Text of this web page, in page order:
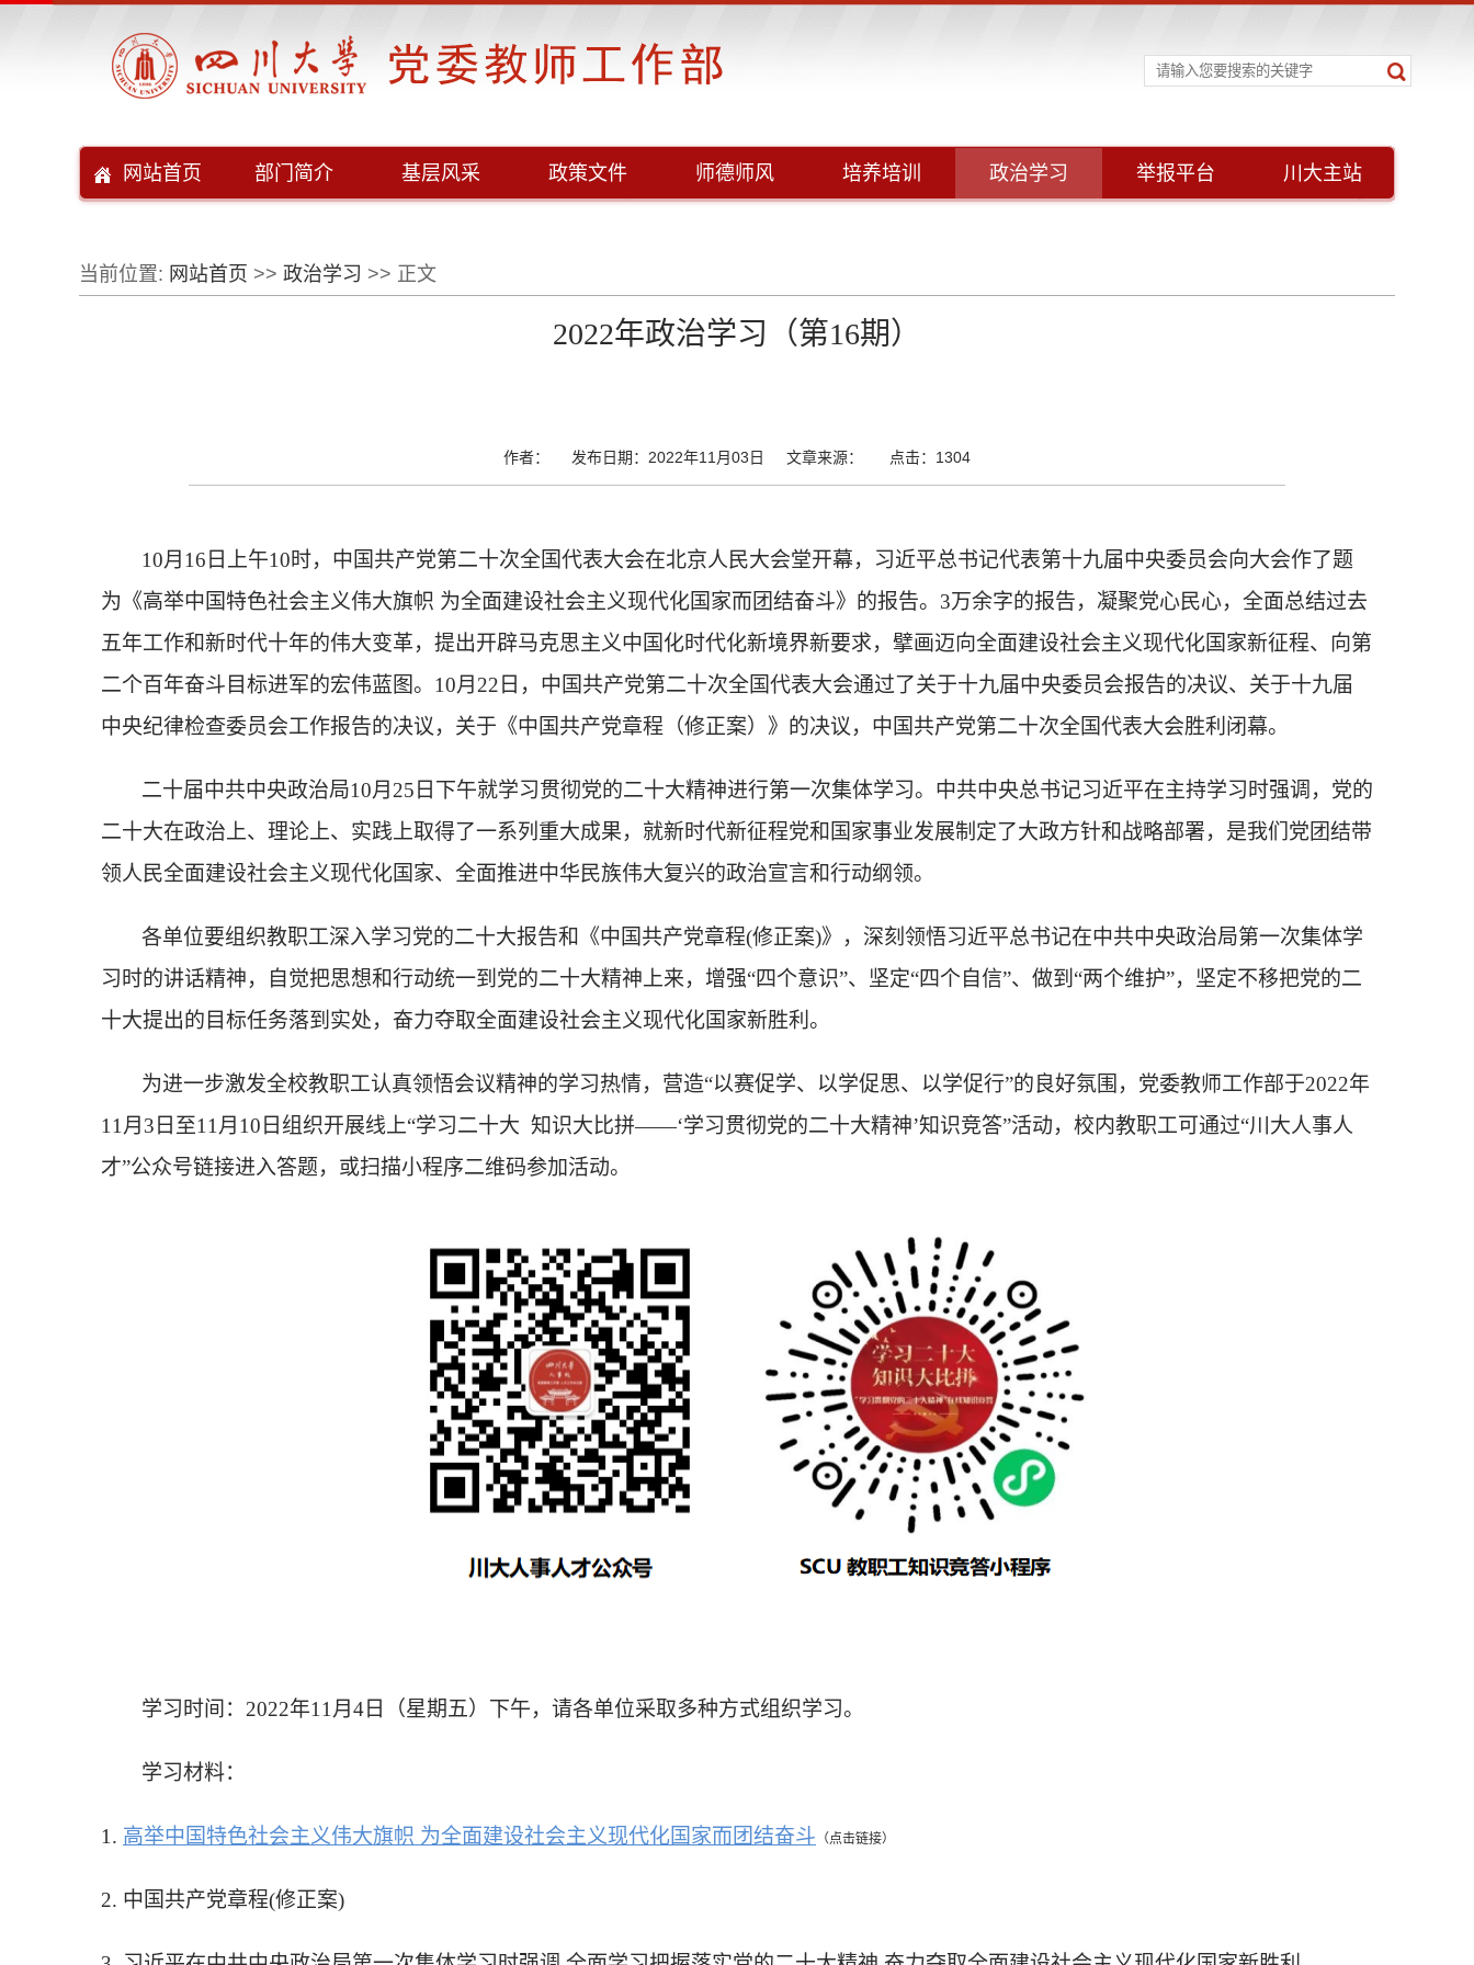
网站首页 部门简介 基层风采 政策文件 师德师风 培养培训 政治学习 举报平台 川大主站
当前位置: 网站首页 >> 政治学习 >> 正文
2022年政治学习（第16期）
作者： 发布日期：2022年11月03日 文章来源： 点击： 1304
10月16日上午10时，中国共产党第二十次全国代表大会在北京人民大会堂开幕，习近平总书记代表第十九届中央委员会向大会作了题
为《高举中国特色社会主义伟大旗帜 为全面建设社会主义现代化国家而团结奋斗》的报告。3万余字的报告，凝聚党心民心，全面总结过去
五年工作和新时代十年的伟大变革，提出开辟马克思主义中国化时代化新境界新要求，擘画迈向全面建设社会主义现代化国家新征程、向第
二个百年奋斗目标进军的宏伟蓝图。10月22日，中国共产党第二十次全国代表大会通过了关于十九届中央委员会报告的决议、关于十九届
中央纪律检查委员会工作报告的决议，关于《中国共产党章程（修正案）》的决议，中国共产党第二十次全国代表大会胜利闭幕。
二十届中共中央政治局10月25日下午就学习贯彻党的二十大精神进行第一次集体学习。中共中央总书记习近平在主持学习时强调，党的
二十大在政治上、理论上、实践上取得了一系列重大成果，就新时代新征程党和国家事业发展制定了大政方针和战略部署，是我们党团结带
领人民全面建设社会主义现代化国家、全面推进中华民族伟大复兴的政治宣言和行动纲领。
各单位要组织教职工深入学习党的二十大报告和《中国共产党章程(修正案)》，深刻领悟习近平总书记在中共中央政治局第一次集体学
习时的讲话精神，自觉把思想和行动统一到党的二十大精神上来，增强“四个意识”、坚定“四个自信”、做到“两个维护”，坚定不移把党的二
十大提出的目标任务落到实处，奋力夺取全面建设社会主义现代化国家新胜利。
为进一步激发全校教职工认真领悟会议精神的学习热情，营造“以赛促学、以学促思、以学促行”的良好氛围， 党委教师工作部于2022年
11月3日至11月10日组织开展线上“学习二十大 知识大比拼——‘学习贯彻党的二十大精神’知识竞答”活动，校内教职工可通过“川大人事人
才”公众号链接进入答题，或扫描小程序二维码参加活动。
学习时间： 2022年11月4日（星期五）下午，请各单位采取多种方式组织学习。
学习材料：
1. 高举中国特色社会主义伟大旗帜 为全面建设社会主义现代化国家而团结奋斗 （点击链接）
2. 中国共产党章程(修正案)